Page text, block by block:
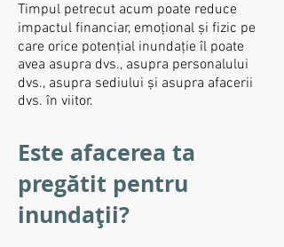
Timpul petrecut acum poate reduce
impactul financiar, emoțional și fizic pe
care orice potențial inundație îl poate
avea asupra dvs., asupra personalului
dvs., asupra sediului și asupra afacerii
dvs. în viitor.
Este afacerea ta
pregătit pentru
inundații?